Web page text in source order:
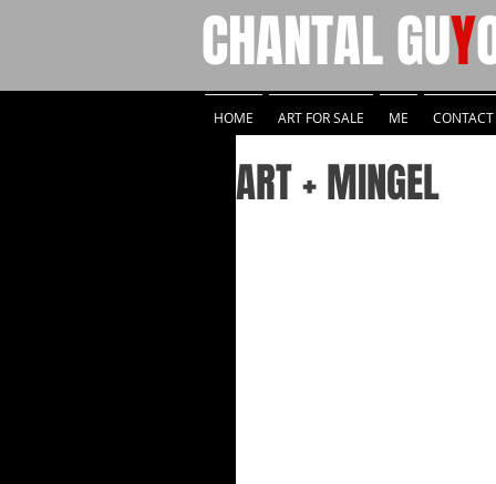
CHANTALGUY
ART + MINGEL
HOME ART FOR SALE ME CONTACT